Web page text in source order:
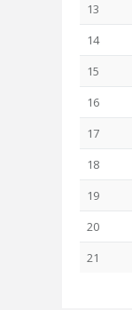
13
14
15
16
17
18
19
20
21